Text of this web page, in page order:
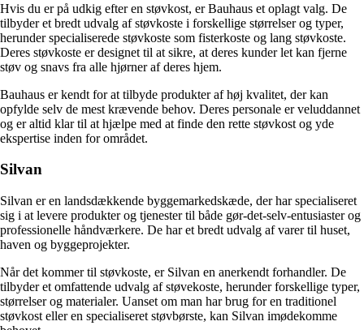
Hvis du er på udkig efter en støvkost, er Bauhaus et oplagt valg. De
tilbyder et bredt udvalg af støvkoste i forskellige størrelser og typer,
herunder specialiserede støvkoste som fisterkoste og lang støvkoste.
Deres støvkoste er designet til at sikre, at deres kunder let kan fjerne
støv og snavs fra alle hjørner af deres hjem.
Bauhaus er kendt for at tilbyde produkter af høj kvalitet, der kan
opfylde selv de mest krævende behov. Deres personale er veluddannet
og er altid klar til at hjælpe med at finde den rette støvkost og yde
ekspertise inden for området.
Silvan
Silvan er en landsdækkende byggemarkedskæde, der har specialiseret
sig i at levere produkter og tjenester til både gør-det-selv-entusiaster og
professionelle håndværkere. De har et bredt udvalg af varer til huset,
haven og byggeprojekter.
Når det kommer til støvkoste, er Silvan en anerkendt forhandler. De
tilbyder et omfattende udvalg af støvekoste, herunder forskellige typer,
størrelser og materialer. Uanset om man har brug for en traditionel
støvkost eller en specialiseret støvbørste, kan Silvan imødekomme